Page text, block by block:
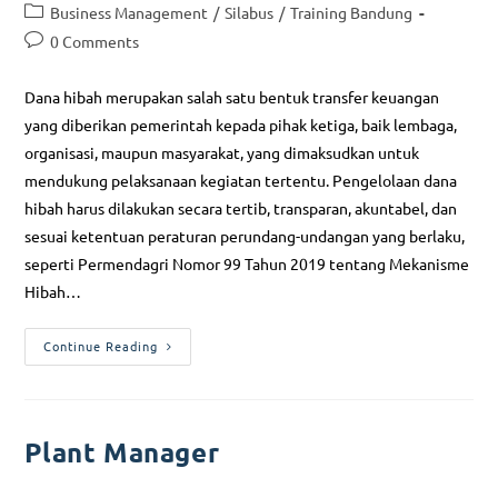
Business Management / Silabus / Training Bandung
0 Comments
Dana hibah merupakan salah satu bentuk transfer keuangan
yang diberikan pemerintah kepada pihak ketiga, baik lembaga,
organisasi, maupun masyarakat, yang dimaksudkan untuk
mendukung pelaksanaan kegiatan tertentu. Pengelolaan dana
hibah harus dilakukan secara tertib, transparan, akuntabel, dan
sesuai ketentuan peraturan perundang-undangan yang berlaku,
seperti Permendagri Nomor 99 Tahun 2019 tentang Mekanisme
Hibah…
Continue Reading
Plant Manager